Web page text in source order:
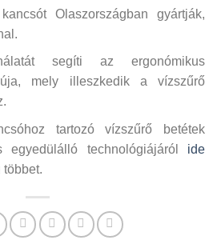
Olaszországban gyártják,
segíti az ergonómikus
mely illeszkedik a vízszűrő
tartozó vízszűrő betétek
egyedülálló technológiájáról
ide
többet.